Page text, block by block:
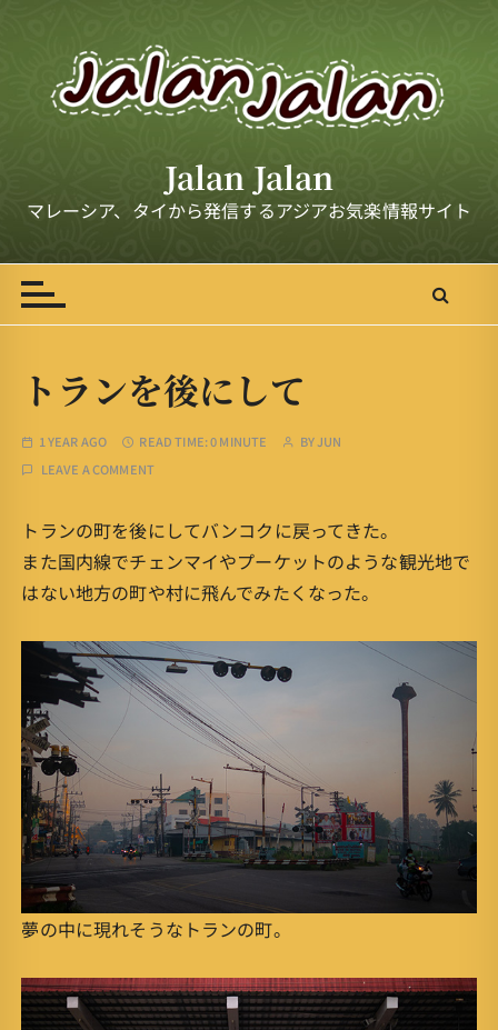
t
n
Jalan Jalan
マレーシア、タイから発信するアジアお気楽情報サイト
トランを後にして
1 YEAR AGO READ TIME:0 MINUTE BYJUN
LEAVE A COMMENT
トランの町を後にしてバンコクに戻ってきた。
また国内線でチェンマイやプーケットのような観光地で
はない地方の町や村に飛んでみたくなった。
夢の中に現れそうなトランの町。